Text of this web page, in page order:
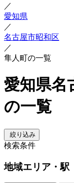
／
愛知県
／
名古屋市昭和区
／
隼人町の一覧
愛知県名
の一覧
絞り込み
検索条件
地域エリア・駅